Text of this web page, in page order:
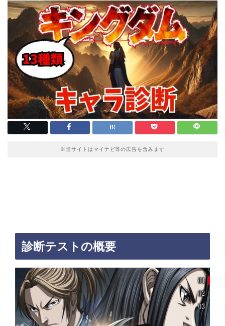
※当サイトはマイナビ等の広告を含みます
診断テストの概要